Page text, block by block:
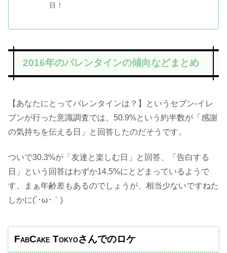
目！
2016年のバレンタインの傾向などまとめ
【あなたにとってバレンタインは？】というセブン-イレ
ブンが行った意識調査では、50.9%という約半数が「感謝
の気持ちを伝える日」と回答したのだそうです。
ついで30.3%が「友達と楽しむ日」と回答、「告白する
日」という回答はわずか14.5%にとどまっているようで
す、まぁ年齢差もあるのでしょうが、相当少ないですねた
しかに(´･ω･｀)
FabCake Tokyoさんでのロケ